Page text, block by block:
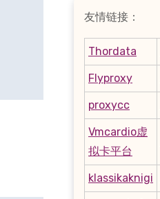
友情链接：
Thordata
Flyproxy
proxycc
Vmcardio虚
拟卡平台
klassikaknigi